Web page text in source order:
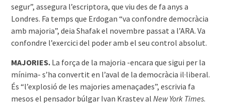
segur”, assegura l’escriptora, que viu des de fa anys a
Londres. Fa temps que Erdogan “va confondre democràcia
amb majoria”, deia Shafak el novembre passat a l’ARA. Va
confondre l’exercici del poder amb el seu control absolut.
MAJORIES. La força de la majoria -encara que sigui per la
mínima- s’ha convertit en l’aval de la democràcia il·liberal.
És “l’explosió de les majories amenaçades”, escrivia fa
mesos el pensador búlgar Ivan Krastev al New York Times.